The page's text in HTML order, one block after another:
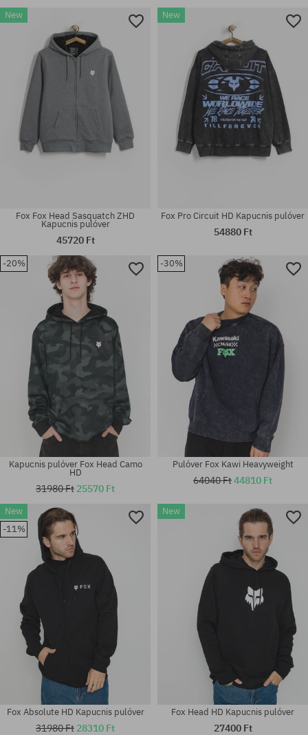
Elérhető méretek:
Elérhető méretek:
New
Elérhető méretek:
M; L; XL
Fox Fox Head Sasquatch ZHD
Kapucnis pulóver
45720 Ft
New
Elérhető méretek:
Fox Pro Circuit HD Kapucnis pulóver
54880 Ft
-20%
Kapucnis pulóver Fox Head Camo
HD
31980 Ft 25570 Ft
-30%
Pulóver Fox Kawi Heavyweight
64040 Ft44810 Ft
New
-11%
Fox Absolute HD Kapucnis pulóver
31980 Ft 28310 Ft
New
Fox Head HD Kapucnis pulóver
27400 Ft